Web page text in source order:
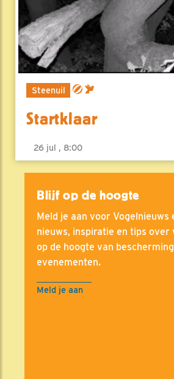
Steenuil
Startklaar
26 jul , 8:00
Blijf op de hoogte
Meld je aan voor Vogelnieuws
nieuws, inspiratie en tips over
op de hoogte van
evenementen.
Meld je aan